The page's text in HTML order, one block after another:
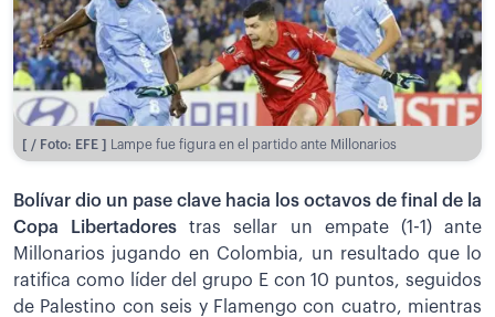
[ / Foto: EFE ] Lampe fue figura en el partido ante Millonarios
Bolívar dio un pase clave hacia los octavos de final de la
Copa Libertadorestras sellar un empate (1-1) ante
Millonarios jugando en Colombia, un resultado que lo
ratifica como líder del grupo E con 10 puntos, seguidos
de Palestino con seis y Flamengo con cuatro, mientras